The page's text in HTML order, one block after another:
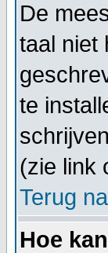
De
taal niet
te
(zie link
Terug
Hoe